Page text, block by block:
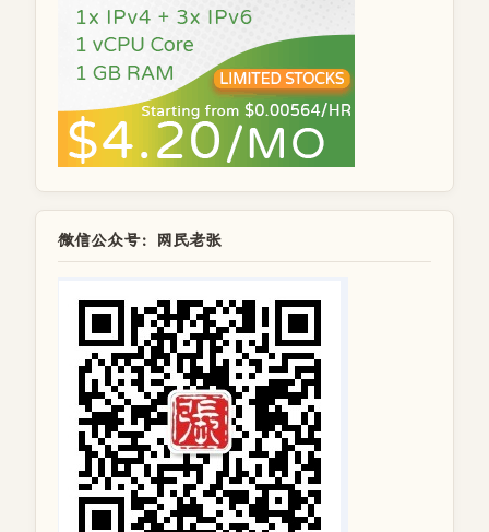
微信公众号：网民老张